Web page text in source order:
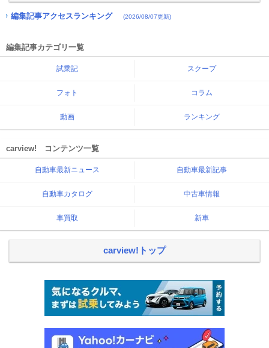
編集記事アクセスランキング (2026/08/07更新)
編集記事カテゴリ一覧
試乗記 スクープ
フォト コラム
動画 ランキング
carview! コンテンツ一覧
自動車最新ニュース 自動車最新記事
自動車カタログ 中古車情報
車買取 新車
carview!トップ